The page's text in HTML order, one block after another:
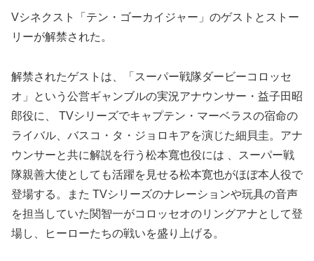
Vシネクスト「テン・ゴーカイジャー」のゲストとストー
リーが解禁された。
解禁されたゲストは、「スーパー戦隊ダービーコロッセ
オ」という公営ギャンブルの実況アナウンサー・益子田昭
郎役に、 TVシリーズでキャプテン・マーベラスの宿命の
ライバル、バスコ・タ・ジョロキアを演じた細貝圭。アナ
ウンサーと共に解説を行う松本寬也役には 、スーパー戦
隊親善大使としても活躍を見せる松本寛也がほぼ本人役で
登場する。また TVシリーズのナレーションや玩具の音声
を担当していた関智一がコロッセオのリングアナとして登
場し、ヒーローたちの戦いを盛り上げる。